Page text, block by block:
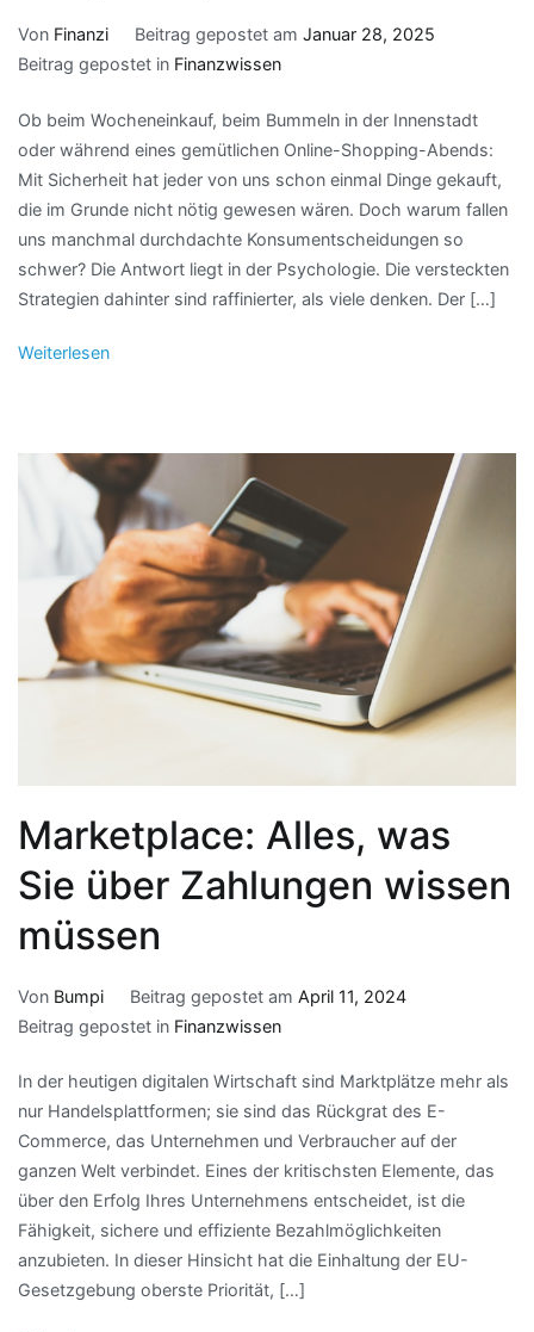
Von Finanzi Beitrag gepostet am Januar 28, 2025
Beitrag gepostet in Finanzwissen
Ob beim Wocheneinkauf, beim Bummeln in der Innenstadt
oder während eines gemütlichen Online-Shopping-Abends:
Mit Sicherheit hat jeder von uns schon einmal Dinge gekauft,
die im Grunde nicht nötig gewesen wären. Doch warum fallen
uns manchmal durchdachte Konsumentscheidungen so
schwer? Die Antwort liegt in der Psychologie. Die versteckten
Strategien dahinter sind raffinierter, als viele denken. Der […]
Weiterlesen
Marketplace: Alles, was
Sie über Zahlungen wissen
müssen
Von Bumpi Beitrag gepostet am April 11, 2024
Beitrag gepostet in Finanzwissen
In der heutigen digitalen Wirtschaft sind Marktplätze mehr als
nur Handelsplattformen; sie sind das Rückgrat des E-
Commerce, das Unternehmen und Verbraucher auf der
ganzen Welt verbindet. Eines der kritischsten Elemente, das
über den Erfolg Ihres Unternehmens entscheidet, ist die
Fähigkeit, sichere und effiziente Bezahlmöglichkeiten
anzubieten. In dieser Hinsicht hat die Einhaltung der EU-
Gesetzgebung oberste Priorität, […]